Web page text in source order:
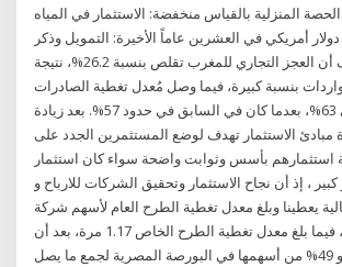
م 3) 0.05: الحصة المنزلية بالقياس منخفضة: الاستثمار في المياه
9.05 مليار دولار أمريكي في العشرين عاماً الأخيرة: التمويل وذكر
مكتب الصرف أن العجز التجاري للمغرب تقلص بنسبة 26.2%، نتيجة
بنسبة كبيرة، فيما وصل مُعدل تغطية الصادرات
للواردات إلى 63%، بعدما كان في السابق في حدود 57%. بعد زيادة
مبادئ الاستثمار تهدف لوضع المستثمرين الجدد على
استثمارهم بأسس وثوابت واضحة سواء كان استثمار
، إذ أن نجاح الاستثمار وتحقيق الشركات للارباح و
يعطينا وبلغ معدل تغطية الطرح العام لأسهم شركة
“راميدا” 36.3 مرة، فيما بلغ معدل تغطية الطرح الخاص 1.17 مرة، بعد أن
طرحت الشركة نحو 49% من أسهمها في البورصة المصرية لجمع ما يصل